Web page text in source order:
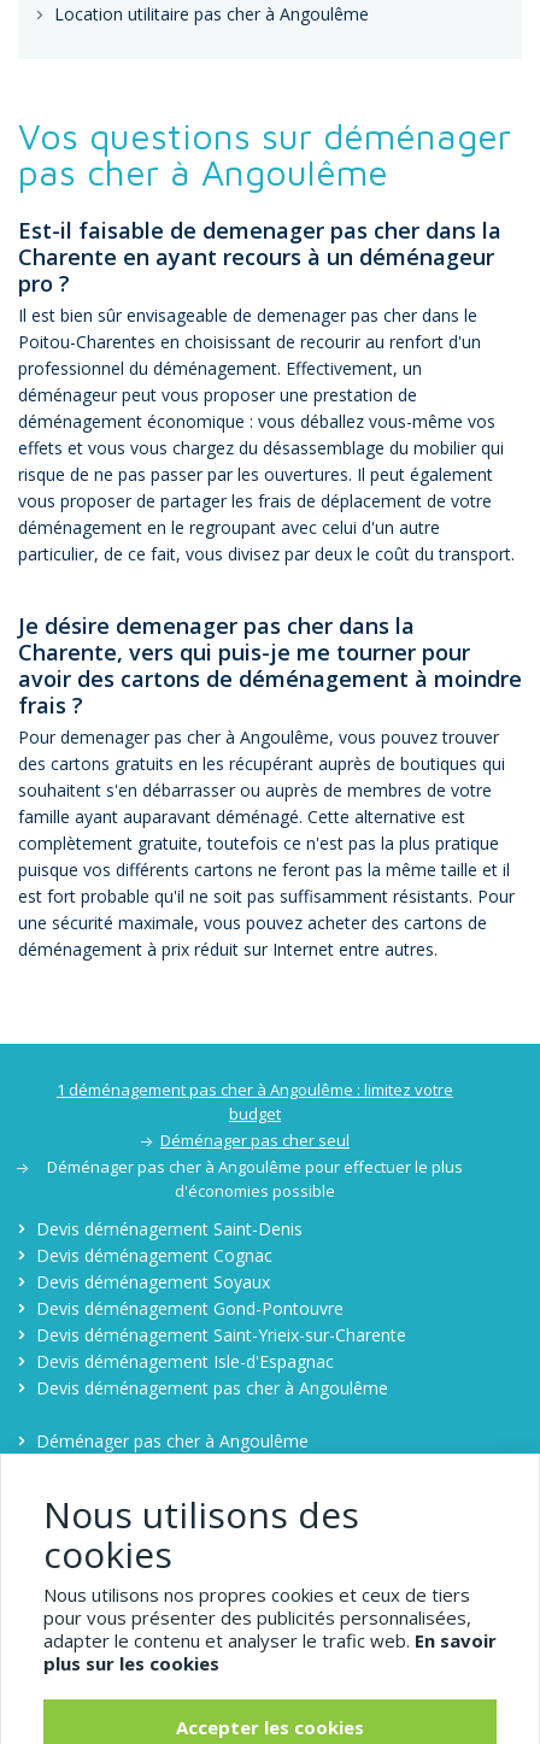
Location utilitaire pas cher à Angoulême
Vos questions sur déménager
pas cher à Angoulême
Est-il faisable de demenager pas cher dans la
Charente en ayant recours à un déménageur
pro ?
Il est bien sûr envisageable de demenager pas cher dans le
Poitou-Charentes en choisissant de recourir au renfort d'un
professionnel du déménagement. Effectivement, un
déménageur peut vous proposer une prestation de
déménagement économique : vous déballez vous-même vos
effets et vous vous chargez du désassemblage du mobilier qui
risque de ne pas passer par les ouvertures. Il peut également
vous proposer de partager les frais de déplacement de votre
déménagement en le regroupant avec celui d'un autre
particulier, de ce fait, vous divisez par deux le coût du transport.
Je désire demenager pas cher dans la
Charente, vers qui puis-je me tourner pour
avoir des cartons de déménagement à moindre
frais ?
Pour demenager pas cher à Angoulême, vous pouvez trouver
des cartons gratuits en les récupérant auprès de boutiques qui
souhaitent s'en débarrasser ou auprès de membres de votre
famille ayant auparavant déménagé. Cette alternative est
complètement gratuite, toutefois ce n'est pas la plus pratique
puisque vos différents cartons ne feront pas la même taille et il
est fort probable qu'il ne soit pas suffisamment résistants. Pour
une sécurité maximale, vous pouvez acheter des cartons de
déménagement à prix réduit sur Internet entre autres.
1 déménagement pas cher à Angoulême : limitez votre
budget
Déménager pas cher seul
Déménager pas cher à Angoulême pour effectuer le plus
d'économies possible
Devis déménagement Saint-Denis
Devis déménagement Cognac
Devis déménagement Soyaux
Devis déménagement Gond-Pontouvre
Devis déménagement Saint-Yrieix-sur-Charente
Devis déménagement Isle-d'Espagnac
Devis déménagement pas cher à Angoulême
Déménager pas cher à Angoulême
1-demenagement-pas-
cher.com
Angoulême
Pour obtenir un déménagement pas cher, comparez
Nous utilisons des
cookies
Nous utilisons nos propres cookies et ceux de tiers
pour vous présenter des publicités personnalisées,
adapter le contenu et analyser le trafic web. En savoir
plus sur les cookies
Accepter les cookies